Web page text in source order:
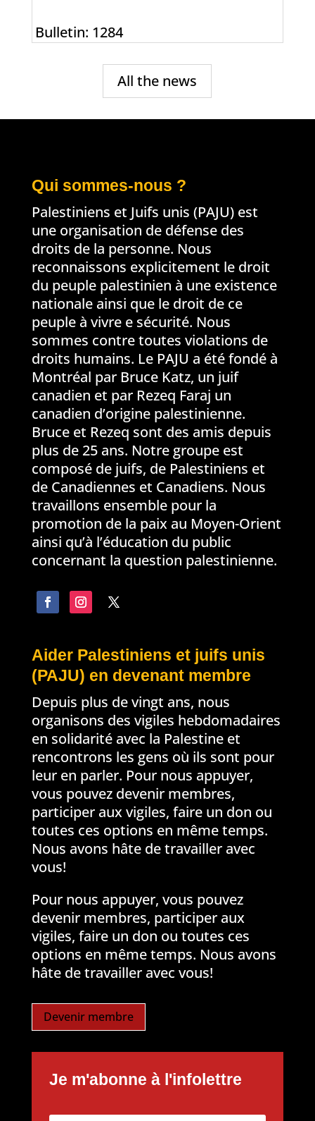
Bulletin: 1284
All the news
Qui sommes-nous ?
Palestiniens et Juifs unis (PAJU) est
une organisation de défense des
droits de la personne. Nous
reconnaissons explicitement le droit
du peuple palestinien à une existence
nationale ainsi que le droit de ce
peuple à vivre e sécurité. Nous
sommes contre toutes violations de
droits humains. Le PAJU a été fondé à
Montréal par Bruce Katz, un juif
canadien et par Rezeq Faraj un
canadien d’origine palestinienne.
Bruce et Rezeq sont des amis depuis
plus de 25 ans. Notre groupe est
composé de juifs, de Palestiniens et
de Canadiennes et Canadiens. Nous
travaillons ensemble pour la
promotion de la paix au Moyen-Orient
ainsi qu’à l’éducation du public
concernant la question palestinienne.
Aider Palestiniens et juifs unis
(PAJU) en devenant membre
Depuis plus de vingt ans, nous
organisons des vigiles hebdomadaires
en solidarité avec la Palestine et
rencontrons les gens où ils sont pour
leur en parler. Pour nous appuyer,
vous pouvez devenir membres,
participer aux vigiles, faire un don ou
toutes ces options en même temps.
Nous avons hâte de travailler avec
vous!
Pour nous appuyer, vous pouvez
devenir membres, participer aux
vigiles, faire un don ou toutes ces
options en même temps. Nous avons
hâte de travailler avec vous!
Devenir membre
Je m'abonne à l'infolettre